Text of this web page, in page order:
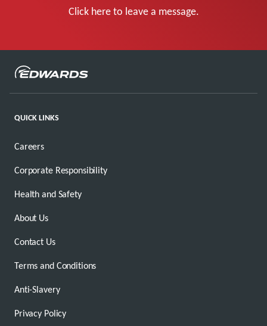
Click here to leave a message.
QUICK LINKS
Careers
Corporate Responsibility
Health and Safety
About Us
Contact Us
Terms and Conditions
Anti-Slavery
Privacy Policy